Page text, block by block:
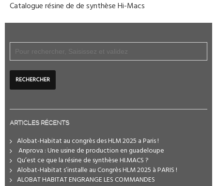
Catalogue résine de de synthèse Hi-Macs
ARTICLES RÉCENTS
Alobat-Habitat au congrès des HLM 2025 a Paris !
️ Anprova : Une usine de production en guadeloupe
Qu’est ce que la résine de synthèse HI.MACS ?
Alobat-Habitat s’installe au Congrès HLM 2025 à PARIS !
ALOBAT HABITAT ENGRANGE LES COMMANDES